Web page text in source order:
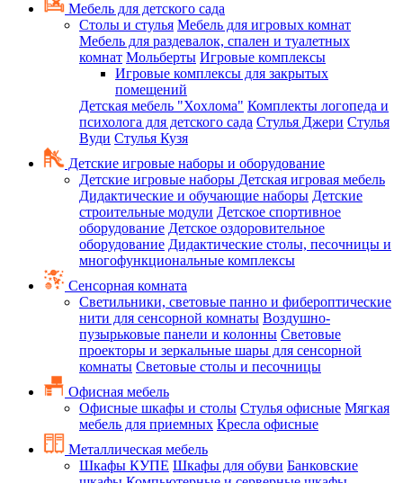
Мебель для детского сада
Столы и стулья Мебель для игровых комнат
Мебель для раздевалок, спален и туалетных
комнат Мольберты Игровые комплексы
Игровые комплексы для закрытых
помещений
Детская мебель "Хохлома" Комплекты логопеда и
психолога для детского сада Стулья Джери Стулья
Вуди Стулья Кузя
Детские игровые наборы и оборудование
Детские игровые наборы Детская игровая мебель
Дидактические и обучающие наборы Детские
строительные модули Детское спортивное
оборудование Детское оздоровительное
оборудование Дидактические столы, песочницы и
многофункциональные комплексы
Сенсорная комната
Светильники, световые панно и фибероптические
нити для сенсорной комнаты Воздушно-
пузырьковые панели и колонны Световые
проекторы и зеркальные шары для сенсорной
комнаты Световые столы и песочницы
Офисная мебель
Офисные шкафы и столы Стулья офисные Мягкая
мебель для приемных Кресла офисные
Металлическая мебель
Шкафы КУПЕ Шкафы для обуви Банковские